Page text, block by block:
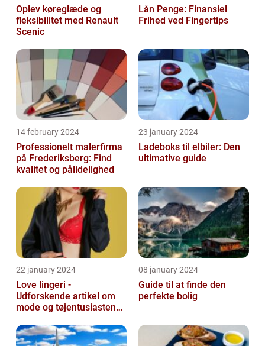
Oplev køreglæde og
fleksibilitet med Renault
Scenic
Lån Penge: Finansiel
Frihed ved Fingertips
14 february 2024
Professionelt malerfirma
på Frederiksberg: Find
kvalitet og pålidelighed
23 january 2024
Ladeboks til elbiler: Den
ultimative guide
22 january 2024
Love lingeri -
Udforskende artikel om
mode og tøjentusiastens
08 january 2024
Guide til at finde den
perfekte bolig